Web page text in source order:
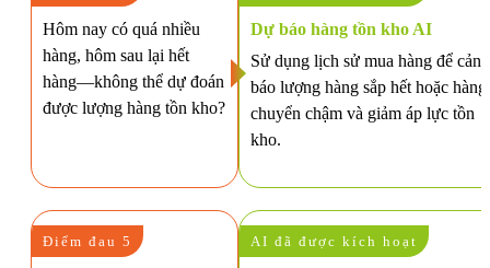
Hôm nay có quá nhiều
hàng, hôm sau lại hết
hàng—không thể dự đoán
được lượng hàng tồn kho?
Dự báo hàng tồn kho AI
Sử dụng lịch sử mua hàng để cảnh
báo lượng hàng sắp hết hoặc hàng
chuyển chậm và giảm áp lực tồn
kho.
Điểm đau 5 AI đã được kích hoạt